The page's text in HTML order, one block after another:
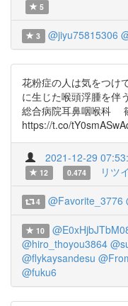
5
3 @jiyu75815306
花粉症の人は気をつけ
に生じた喉頭浮腫を伴
総合病院耳鼻咽喉科
https://t.co/
2021-12-29
12
0.474 リツ
4 @Favorite_3776
10
@hiro_thoyou3864
@flykaysandesu
@fuku6